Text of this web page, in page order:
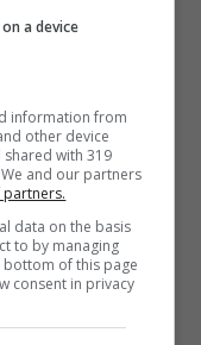
– Ansa)
a device
information from
other device
with 319
and our partners
partners.
data on the basis
to by managing
of this page
consent in privacy